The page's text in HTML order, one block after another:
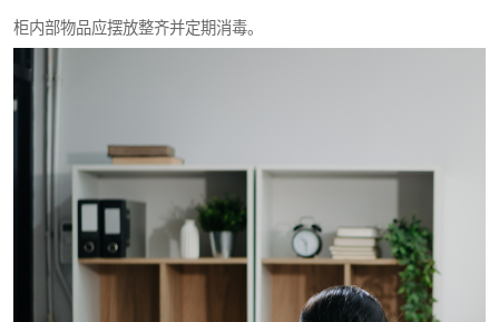
柜内部物品应摆放整齐并定期消毒。